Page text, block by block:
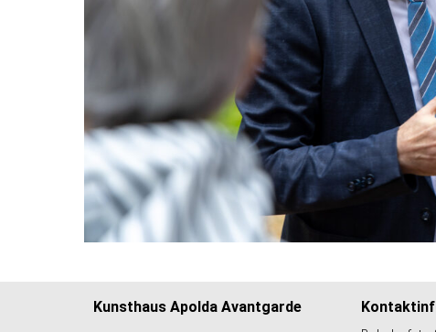
Kunsthaus Apolda Avantgarde